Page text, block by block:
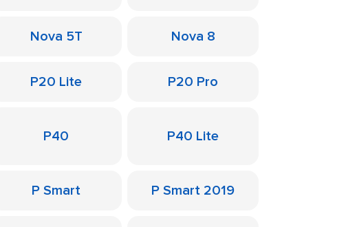
Nova 5T Nova 8
P20 Lite P20 Pro
P40 P40 Lite
P Smart P Smart 2019